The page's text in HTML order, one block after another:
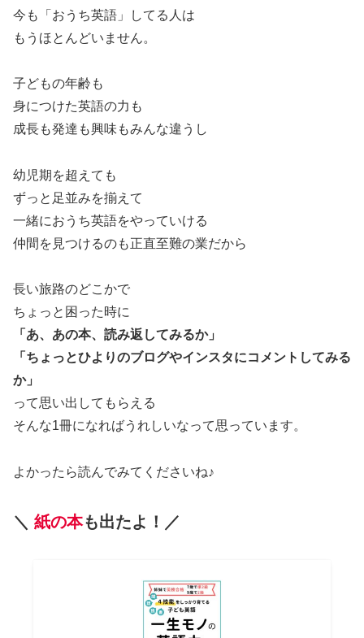
今も「おうち英語」してる人は
もうほとんどいません。
子どもの年齢も
身につけた英語の力も
成長も発達も興味もみんな違うし
幼児期を超えても
ずっと足並みを揃えて
一緒におうち英語をやっていける
仲間を見つけるのも正直至難の業だから
長い旅路のどこかで
ちょっと困った時に
「あ、あの本、読み返してみるか」
「ちょっとひよりのブログやインスタにコメントしてみる
か」
って思い出してもらえる
そんな1冊になればうれしいなって思っています。
よかったら読んでみてくださいね♪
＼ 紙の本も出たよ！／